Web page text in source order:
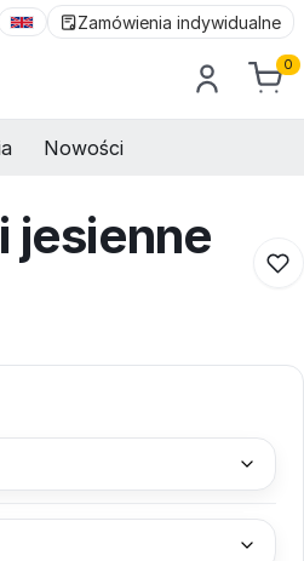
Zamówienia indywidualne
0
Nowości
jesienne